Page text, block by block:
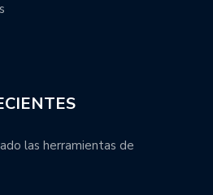
las herramientas de